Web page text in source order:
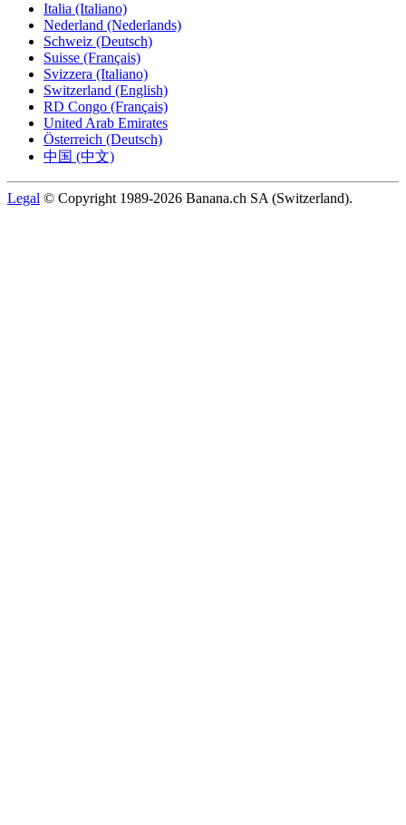
Italia (Italiano)
Nederland (Nederlands)
Schweiz (Deutsch)
Suisse (Français)
Svizzera (Italiano)
Switzerland (English)
RD Congo (Français)
United Arab Emirates
Österreich (Deutsch)
中国 (中文)
Legal © Copyright 1989-2026 Banana.ch SA (Switzerland).